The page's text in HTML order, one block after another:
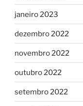
janeiro 2023
dezembro 2022
novembro 2022
outubro 2022
setembro 2022